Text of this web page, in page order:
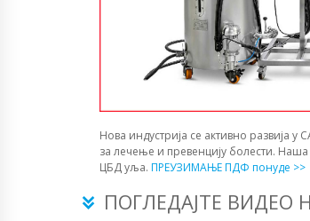
Нова индустрија се активно развија у
за лечење и превенцију болести.
ЦБД уља. ПРЕУЗИМАЊЕ ПДФ понуде >>
ПОГЛЕДАЈТЕ ВИДЕО